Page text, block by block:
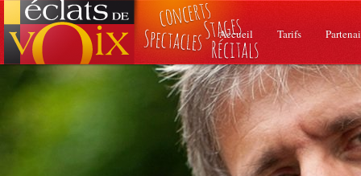
Accueil Tarifs